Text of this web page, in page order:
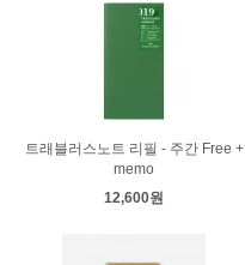
트래블러스노트 리필 - 주간 Free +
memo
12,600원